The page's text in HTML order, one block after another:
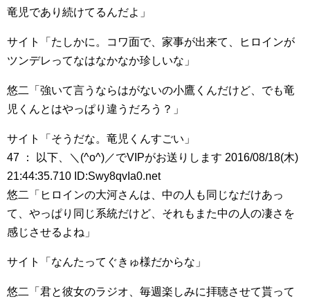
竜児であり続けてるんだよ」
サイト「たしかに。コワ面で、家事が出来て、ヒロインが
ツンデレってなはなかなか珍しいな」
悠二「強いて言うならはがないの小鷹くんだけど、でも竜
児くんとはやっぱり違うだろう？」
サイト「そうだな。竜児くんすごい」
47 ： 以下、＼(^o^)／でVIPがお送りします 2016/08/18(木)
21:44:35.710 ID:Swy8qvIa0.net
悠二「ヒロインの大河さんは、中の人も同じなだけあっ
て、やっぱり同じ系統だけど、それもまた中の人の凄さを
感じさせるよね」
サイト「なんたってぐきゅ様だからな」
悠二「君と彼女のラジオ、毎週楽しみに拝聴させて貰って